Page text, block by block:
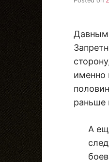
именно
раньше
А